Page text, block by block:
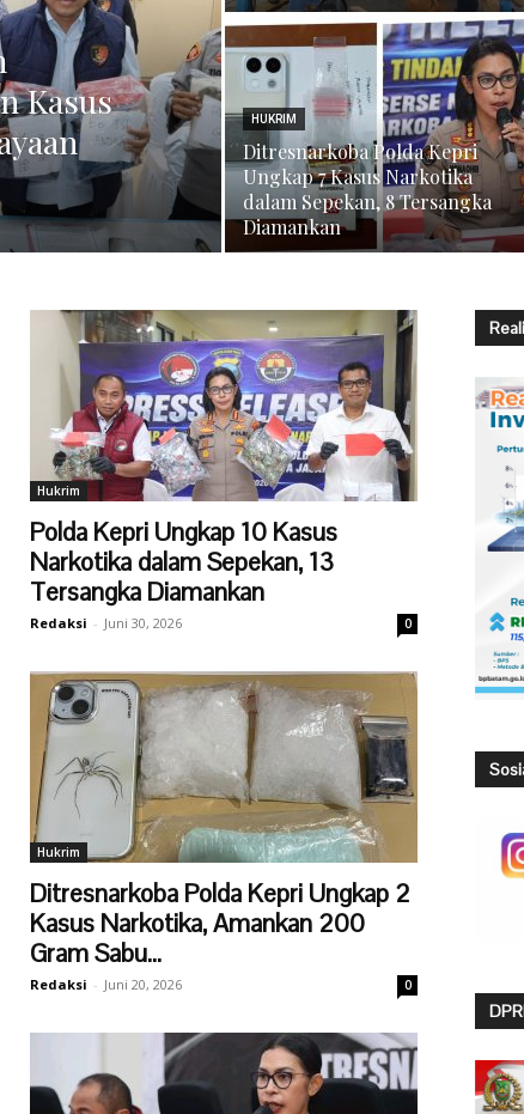
Kasus
HUKRIM
Ditresnarkoba Polda Kepri
Ungkap 7 Kasus Narkotika
dalam Sepekan, 8 Tersangka
Diamankan
Hukrim
Polda Kepri Ungkap 10 Kasus
Narkotika dalam Sepekan, 13
Tersangka Diamankan
Redaksi - Juni 30, 2026 0
Hukrim
Ditresnarkoba Polda Kepri Ungkap 2
Kasus Narkotika, Amankan 200
Gram Sabu...
Redaksi - Juni 20, 2026 0